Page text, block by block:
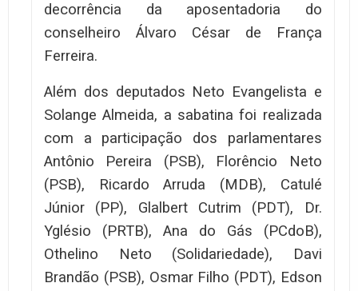
decorrência da aposentadoria do
conselheiro Álvaro César de França
Ferreira.
Além dos deputados Neto Evangelista e
Solange Almeida, a sabatina foi realizada
com a participação dos parlamentares
Antônio Pereira (PSB), Florêncio Neto
(PSB), Ricardo Arruda (MDB), Catulé
Júnior (PP), Glalbert Cutrim (PDT), Dr.
Yglésio (PRTB), Ana do Gás (PCdoB),
Othelino Neto (Solidariedade), Davi
Brandão (PSB), Osmar Filho (PDT), Edson